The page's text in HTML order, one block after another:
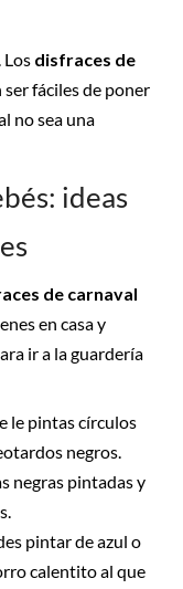
Los disfraces de
ser fáciles de poner
no sea una
ideas
de carnaval
en casa y
ir a la guardería
le pintas círculos
negros.
negras pintadas y
pintar de azul o
calentito al que